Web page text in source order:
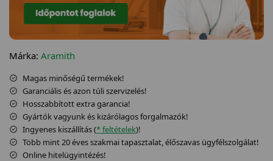
Márka: Aramith
Magas minőségű termékek!
Garanciális és azon túli szervizelés!
Hosszabbított extra garancia!
Gyártók vagyunk és kizárólagos forgalmazók!
Ingyenes kiszállítás (* feltételek)!
Több mint 20 éves szakmai tapasztalat, élőszavas ügyfélszolgálat!
Online hitelügyintézés!